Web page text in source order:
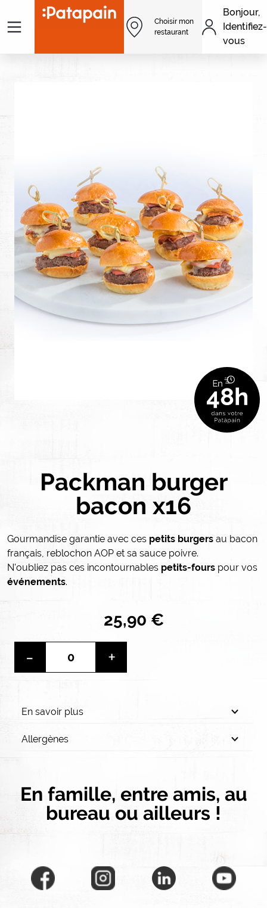
Aller au contenu principal
Menu
Choisir mon
restaurant
Bonjour,
Identifiez-
vous
Packman burger
bacon x16
Gourmandise garantie avec ces petits burgers au bacon
français, reblochon AOP et sa sauce poivre.
N'oubliez pas ces incontournables petits-fours pour vos
événements.
25,90 €
- +
En savoir plus
Allergènes
En famille, entre amis, au
bureau ou ailleurs !